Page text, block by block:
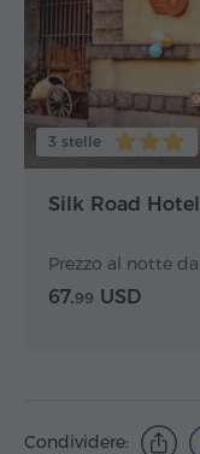
3 stelle
Silk Road Hotel
Prezzo al notte da
67.99 USD
Condividere: